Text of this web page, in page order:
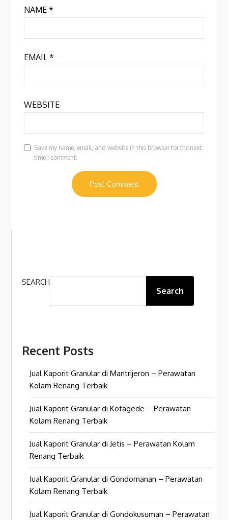
NAME*
EMAIL*
WEBSITE
Save my name, email, and website in this browser for the next
time I comment.
SEARCH
Search
Recent Posts
Jual Kaporit Granular di Mantrijeron – Perawatan
Kolam Renang Terbaik
Jual Kaporit Granular di Kotagede – Perawatan
Kolam Renang Terbaik
Jual Kaporit Granular di Jetis – Perawatan Kolam
Renang Terbaik
Jual Kaporit Granular di Gondomanan – Perawatan
Kolam Renang Terbaik
Jual Kaporit Granular di Gondokusuman – Perawatan